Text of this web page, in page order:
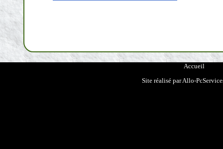
Accueil
Site réalisé parAllo-